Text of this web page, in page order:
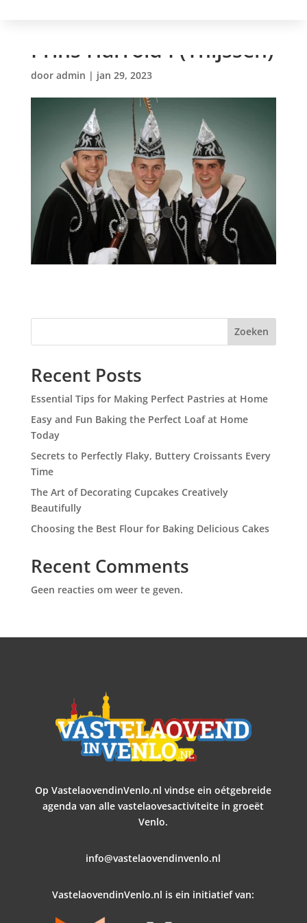
Prins Harrold I (Thijssen)
door admin | jan 29, 2023
Zoeken
Recent Posts
Essential Tips for Making Perfect Pastries at Home
Easy and Fun Baking the Perfect Loaf at Home
Today
Secrets to Perfectly Flaky, Buttery Croissants Every
Time
The Art of Decorating Cupcakes Creatively
Beautifully
Choosing the Best Flour for Baking Delicious Cakes
Recent Comments
Geen reacties om weer te geven.
Op VastelaovendinVenlo.nl vindse ein oétgebreide
agenda van alle vastelaovesactiviteite in groeët
Venlo.
info@vastelaovendinvenlo.nl
VastelaovendinVenlo.nl is ein initiatief van: